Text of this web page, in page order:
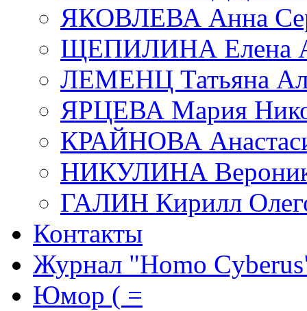
ЯКОВЛЕВА Анна
ЩЕПИЛИНА Елена
ЛЕМЕНЦ Татьяна
ЯРЦЕВА Мария
КРАЙНОВА
НИКУЛИНА
ГАЛИН Кирилл
Контакты
Журнал "Homo
Юмор ( =